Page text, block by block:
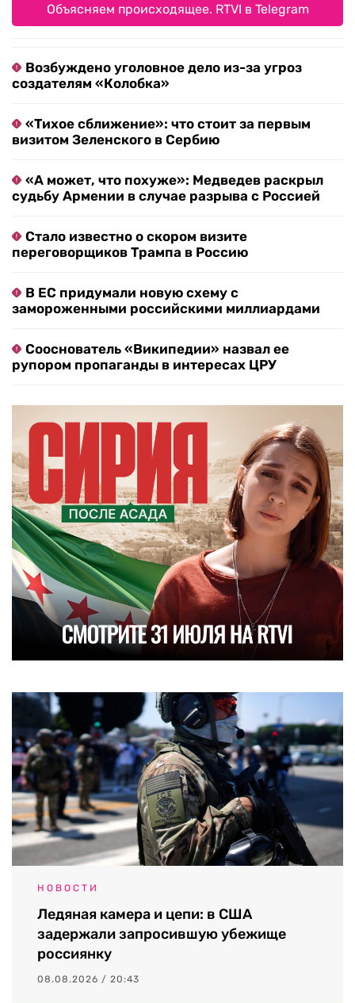
Объясняем происходящее. RTVI в Telegram
Возбуждено уголовное дело из-за угроз
создателям «Колобка»
«Тихое сближение»: что стоит за первым
визитом Зеленского в Сербию
«А может, что похуже»: Медведев раскрыл
судьбу Армении в случае разрыва с Россией
Стало известно о скором визите
переговорщиков Трампа в Россию
В ЕС придумали новую схему с
замороженными российскими миллиардами
Сооснователь «Википедии» назвал ее
рупором пропаганды в интересах ЦРУ
НОВОСТИ
Ледяная камера и цепи: в США
задержали запросившую убежище
россиянку
08.08.2026 / 20:43